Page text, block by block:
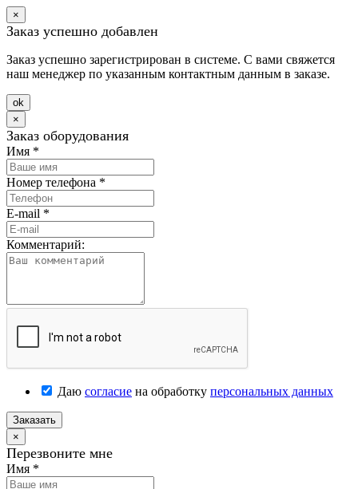
×
Заказ успешно добавлен
Заказ успешно зарегистрирован в системе. С вами свяжется
наш менеджер по указанным контактным данным в заказе.
оk
×
Заказ оборудования
Имя *
Номер телефона *
E-mail *
Комментарий:
Даю согласие на обработку персональных данных
Заказать
×
Перезвоните мне
Имя *